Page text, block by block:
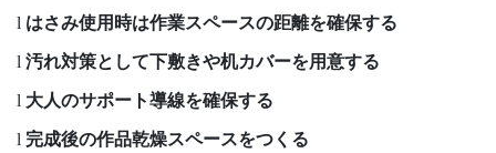
l はさみ使用時は作業スペースの距離を確保する
l 汚れ対策として下敷きや机カバーを用意する
l 大人のサポート導線を確保する
l 完成後の作品乾燥スペースをつくる